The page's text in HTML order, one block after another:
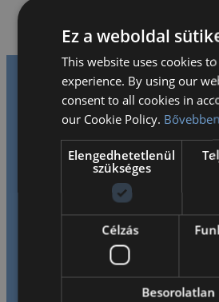
Fáradhatatlanul dolgozunk azon,
kihívásokkal teli, tanulást serkentő
biztosítsunk, segítve őket a tanulás
kreatív gondolkodás kialakításában,
jövőbeli lehetőségeiket.
Ez a weboldal
This website uses cookies
experience. By using our
consent to all cookies in
our Cookie Policy. Bővebben
Elengedhetetlenül
szükséges
Célzás
Besorolatlan